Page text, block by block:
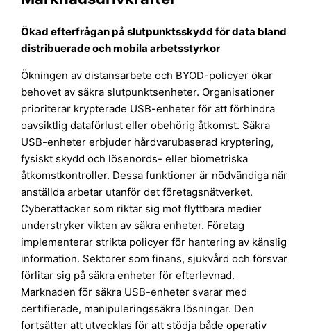
Ökad efterfrågan på slutpunktsskydd för data bland
distribuerade och mobila arbetsstyrkor
Ökningen av distansarbete och BYOD-policyer ökar
behovet av säkra slutpunktsenheter. Organisationer
prioriterar krypterade USB-enheter för att förhindra
oavsiktlig dataförlust eller obehörig åtkomst. Säkra
USB-enheter erbjuder hårdvarubaserad kryptering,
fysiskt skydd och lösenords- eller biometriska
åtkomstkontroller. Dessa funktioner är nödvändiga när
anställda arbetar utanför det företagsnätverket.
Cyberattacker som riktar sig mot flyttbara medier
understryker vikten av säkra enheter. Företag
implementerar strikta policyer för hantering av känslig
information. Sektorer som finans, sjukvård och försvar
förlitar sig på säkra enheter för efterlevnad.
Marknaden för säkra USB-enheter svarar med
certifierade, manipuleringssäkra lösningar. Den
fortsätter att utvecklas för att stödja både operativ